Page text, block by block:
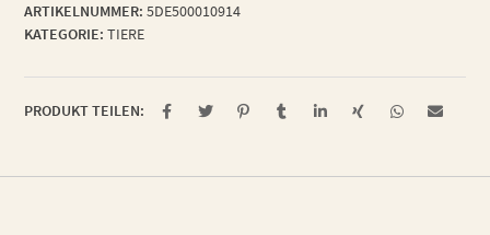
ARTIKELNUMMER: 5DE500010914
KATEGORIE: TIERE
PRODUKT TEILEN: